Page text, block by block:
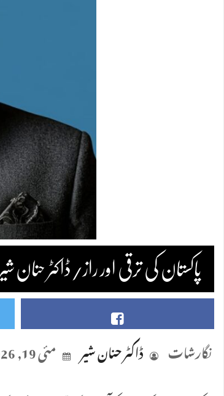
پاکستان کی ترقی اور راز/ڈاکٹر حنان شیر
نگارشات ڈاکٹر حنان شیر مئی 19, 2026